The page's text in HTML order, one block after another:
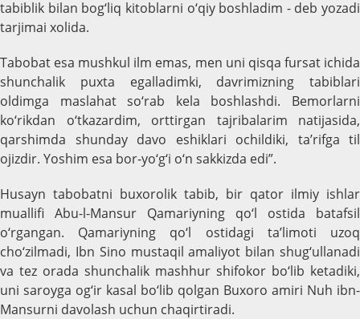
tabiblik bilan bog‘liq kitoblarni o‘qiy boshladim - deb yozadi
tarjimai xolida.
Tabobat esa mushkul ilm emas, men uni qisqa fursat ichida
shunchalik puxta egalladimki, davrimizning tabiblari
oldimga maslahat so‘rab kela boshlashdi. Bemorlarni
ko‘rikdan o‘tkazardim, orttirgan tajribalarim natijasida,
qarshimda shunday davo eshiklari ochildiki, ta’rifga til
ojizdir. Yoshim esa bor-yo‘g‘i o‘n sakkizda edi”.
Husayn tabobatni buxorolik tabib, bir qator ilmiy ishlar
muallifi Abu-l-Mansur Qamariyning qo‘l ostida batafsil
o‘rgangan. Qamariyning qo‘l ostidagi ta’limoti uzoq
cho‘zilmadi, Ibn Sino mustaqil amaliyot bilan shug‘ullanadi
va tez orada shunchalik mashhur shifokor bo‘lib ketadiki,
uni saroyga og‘ir kasal bo‘lib qolgan Buxoro amiri Nuh ibn-
Mansurni davolash uchun chaqirtiradi.